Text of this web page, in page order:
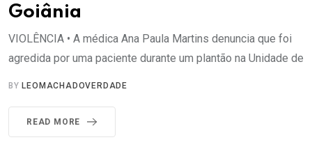
Goiânia
VIOLÊNCIA • A médica Ana Paula Martins denuncia que foi
agredida por uma paciente durante um plantão na Unidade de
BY LEOMACHADOVERDADE
READ MORE